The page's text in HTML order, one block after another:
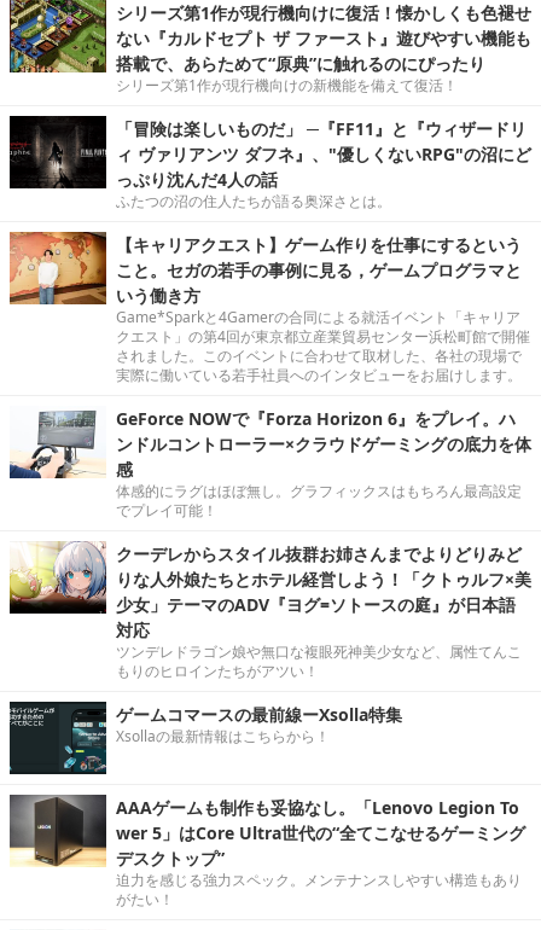
シリーズ第1作が現行機向けに復活！懐かしくも色褪せ
ない『カルドセプト ザ ファースト』遊びやすい機能も
搭載で、あらためて“原典”に触れるのにぴったり
シリーズ第1作が現行機向けの新機能を備えて復活！
「冒険は楽しいものだ」 ─『FF11』と『ウィザードリ
ィ ヴァリアンツ ダフネ』、"優しくないRPG"の沼にど
っぷり沈んだ4人の話
ふたつの沼の住人たちが語る奥深さとは。
【キャリアクエスト】ゲーム作りを仕事にするという
こと。セガの若手の事例に見る，ゲームプログラマと
いう働き方
Game*Sparkと4Gamerの合同による就活イベント「キャリア
クエスト」の第4回が東京都立産業貿易センター浜松町館で開催
されました。このイベントに合わせて取材した、各社の現場で
実際に働いている若手社員へのインタビューをお届けします。
GeForce NOWで『Forza Horizon 6』をプレイ。ハ
ンドルコントローラー×クラウドゲーミングの底力を体
感
体感的にラグはほぼ無し。グラフィックスはもちろん最高設定
でプレイ可能！
クーデレからスタイル抜群お姉さんまでよりどりみど
りな人外娘たちとホテル経営しよう！「クトゥルフ×美
少女」テーマのADV『ヨグ=ソトースの庭』が日本語
対応
ツンデレドラゴン娘や無口な複眼死神美少女など、属性てんこ
もりのヒロインたちがアツい！
ゲームコマースの最前線ーXsolla特集
Xsollaの最新情報はこちらから！
AAAゲームも制作も妥協なし。「Lenovo Legion To
wer 5」はCore Ultra世代の“全てこなせるゲーミング
デスクトップ”
迫力を感じる強力スペック。メンテナンスしやすい構造もあり
がたい！